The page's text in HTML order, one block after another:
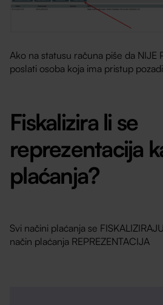
Ako na statusu računa piše da
poslati osoba koja ima pristup
Fiskalizira li se
reprezentacija
plaćanja?
Svi načini plaćanja se
način plaćanja REPREZENTACIJA